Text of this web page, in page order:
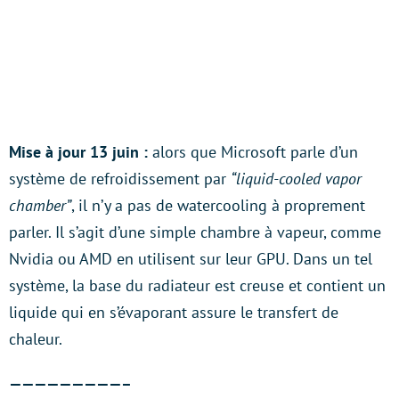
Mise à jour 13 juin : alors que Microsoft parle d’un
système de refroidissement par “liquid-cooled vapor
chamber”, il n’y a pas de watercooling à proprement
parler. Il s’agit d’une simple chambre à vapeur, comme
Nvidia ou AMD en utilisent sur leur GPU. Dans un tel
système, la base du radiateur est creuse et contient un
liquide qui en s’évaporant assure le transfert de
chaleur.
—————————–